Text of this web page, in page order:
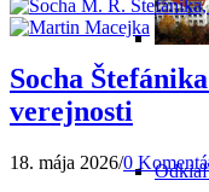
Odkiaľ
Socha
verejnosti
18. mája 2026/0